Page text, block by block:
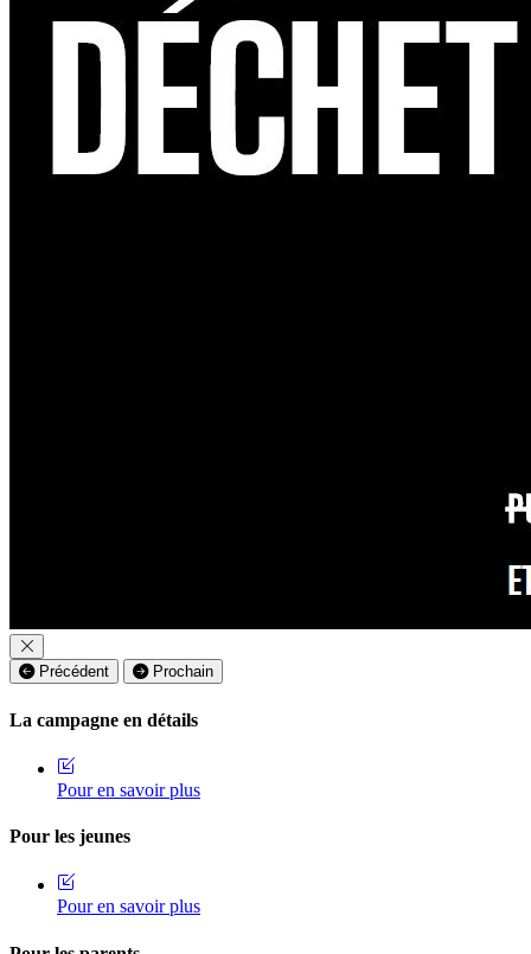
Précédent Prochain
La campagne en détails
Pour en savoir plus
Pour les jeunes
Pour en savoir plus